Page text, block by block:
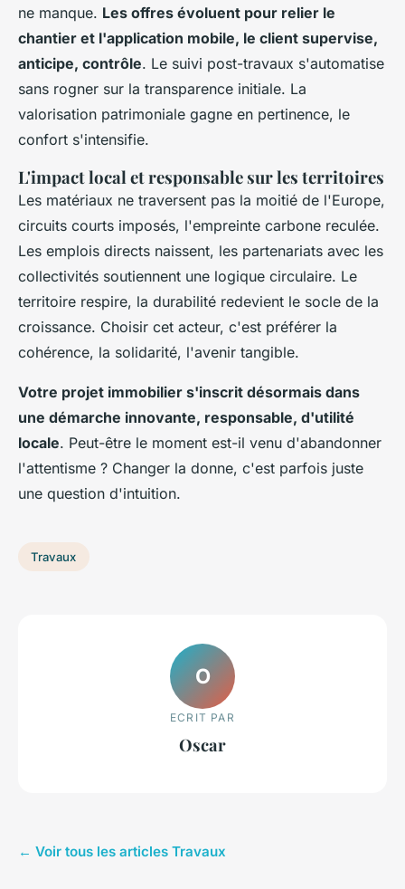
ne manque. Les offres évoluent pour relier le
chantier et l'application mobile, le client supervise,
anticipe, contrôle. Le suivi post-travaux s'automatise
sans rogner sur la transparence initiale. La
valorisation patrimoniale gagne en pertinence, le
confort s'intensifie.
L'impact local et responsable sur les territoires
Les matériaux ne traversent pas la moitié de l'Europe,
circuits courts imposés, l'empreinte carbone reculée.
Les emplois directs naissent, les partenariats avec les
collectivités soutiennent une logique circulaire. Le
territoire respire, la durabilité redevient le socle de la
croissance. Choisir cet acteur, c'est préférer la
cohérence, la solidarité, l'avenir tangible.
Votre projet immobilier s'inscrit désormais dans
une démarche innovante, responsable, d'utilité
locale. Peut-être le moment est-il venu d'abandonner
l'attentisme ? Changer la donne, c'est parfois juste
une question d'intuition.
Travaux
O
ECRIT PAR
Oscar
← Voir tous les articles Travaux